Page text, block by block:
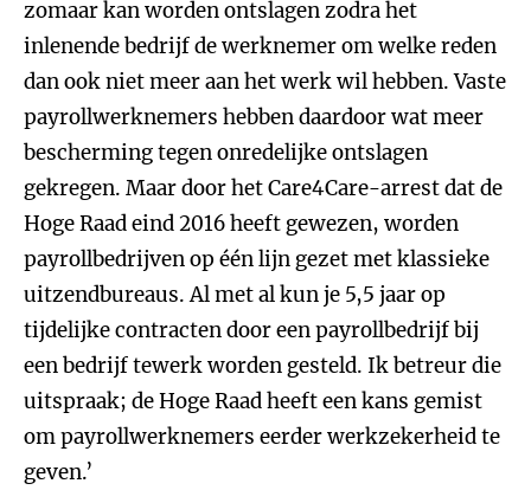
zomaar kan worden ontslagen zodra het
inlenende bedrijf de werknemer om welke reden
dan ook niet meer aan het werk wil hebben. Vaste
payrollwerknemers hebben daardoor wat meer
bescherming tegen onredelijke ontslagen
gekregen. Maar door het Care4Care-arrest dat de
Hoge Raad eind 2016 heeft gewezen, worden
payrollbedrijven op één lijn gezet met klassieke
uitzendbureaus. Al met al kun je 5,5 jaar op
tijdelijke contracten door een payrollbedrijf bij
een bedrijf tewerk worden gesteld. Ik betreur die
uitspraak; de Hoge Raad heeft een kans gemist
om payrollwerknemers eerder werkzekerheid te
geven.’